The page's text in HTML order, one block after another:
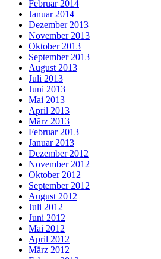
Februar 2014
Januar 2014
Dezember 2013
November 2013
Oktober 2013
September 2013
August 2013
Juli 2013
Juni 2013
Mai 2013
April 2013
März 2013
Februar 2013
Januar 2013
Dezember 2012
November 2012
Oktober 2012
September 2012
August 2012
Juli 2012
Juni 2012
Mai 2012
April 2012
März 2012